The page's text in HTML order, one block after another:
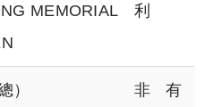
MEMORIAL
利
）
非
有